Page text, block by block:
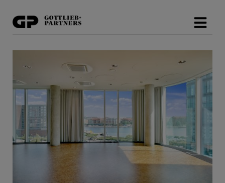
indholdet